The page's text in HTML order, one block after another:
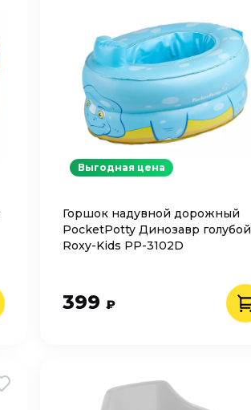
Горшок надувной дорожный
PocketPotty Динозавр голубой
Roxy-Kids PP-3102D
399 ₽
Выгодная цена